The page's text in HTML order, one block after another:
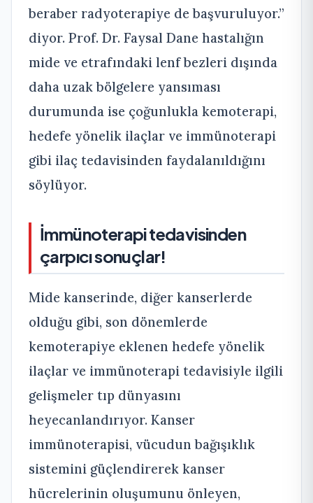
beraber radyoterapiye de başvuruluyor.”
diyor. Prof. Dr. Faysal Dane hastalığın
mide ve etrafındaki lenf bezleri dışında
daha uzak bölgelere yansıması
durumunda ise çoğunlukla kemoterapi,
hedefe yönelik ilaçlar ve immünoterapi
gibi ilaç tedavisinden faydalanıldığını
söylüyor.
İmmünoterapi tedavisinden
çarpıcı sonuçlar!
Mide kanserinde, diğer kanserlerde
olduğu gibi, son dönemlerde
kemoterapiye eklenen hedefe yönelik
ilaçlar ve immünoterapi tedavisiyle ilgili
gelişmeler tıp dünyasını
heyecanlandırıyor. Kanser
immünoterapisi, vücudun bağışıklık
sistemini güçlendirerek kanser
hücrelerinin oluşumunu önleyen,